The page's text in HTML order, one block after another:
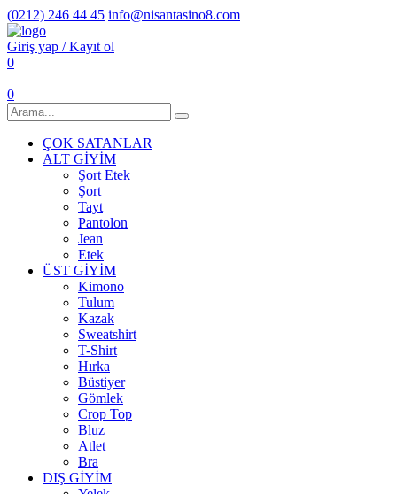
(0212) 246 44 45 info@nisantasino8.com
Giriş yap / Kayıt ol
0
0
ÇOK SATANLAR
ALT GİYİM
Şort Etek
Şort
Tayt
Pantolon
Jean
Etek
ÜST GİYİM
Kimono
Tulum
Kazak
Sweatshirt
T-Shirt
Hırka
Büstiyer
Gömlek
Crop Top
Bluz
Atlet
Bra
DIŞ GİYİM